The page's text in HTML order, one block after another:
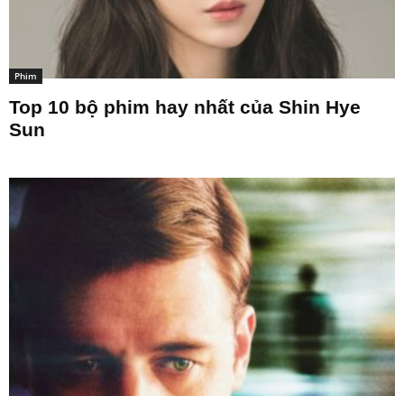
Phim
Top 10 bộ phim hay nhất của Shin Hye
Sun